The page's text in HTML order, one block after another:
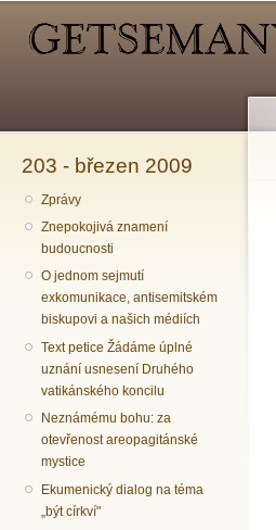
203 - březen 2009
Zprávy
Znepokojivá znamení
budoucnosti
O jednom sejmutí
exkomunikace, antisemitském
biskupovi a našich médiích
Text petice Žádáme úplné
uznání usnesení Druhého
vatikánského koncilu
Neznámému bohu: za
otevřenost areopagitánské
mystice
Ekumenický dialog na téma
„být církví"